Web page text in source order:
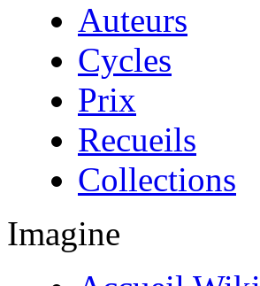
Auteurs
Cycles
Prix
Recueils
Collections
Imagine